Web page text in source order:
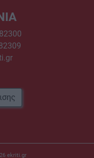
ekriti.gr